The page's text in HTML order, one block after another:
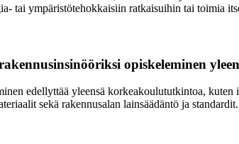
tai ympäristötehokkaisiin ratkaisuihin tai toimia
opiskeleminen
edellyttää yleensä korkeakoulututkintoa,
sekä rakennusalan lainsäädäntö ja standardit.